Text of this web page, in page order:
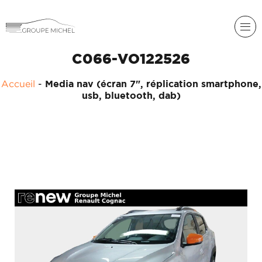
ALPINE
MICROCAR
NOS
SERVICES
ACADÉMIE
C066-VO122526
Accueil - Media nav (écran 7", réplication smartphone,
usb, bluetooth, dab)